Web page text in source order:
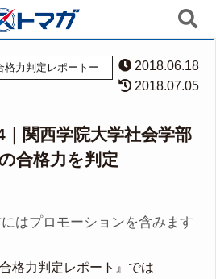
格力判定レポートー
2018.06.18
2018.07.05
関西学院大学社会学部
合格力を判定
はプロモーションを含みます
格力判定レポート』では